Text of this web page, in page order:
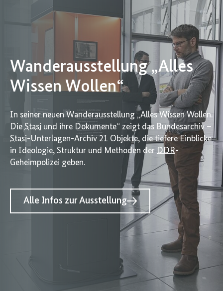
Wanderausstellung „Alles
Wissen Wollen“
In seiner neuen Wanderausstellung „Alles Wissen Wollen.
Die Stasi und ihre Dokumente“ zeigt das Bundesarchiv –
Stasi-Unterlagen-Archiv 21 Objekte, die tiefere Einblicke
in Ideologie, Struktur und Methoden der DDR-
Geheimpolizei geben.
Alle Infos zur Ausstellung